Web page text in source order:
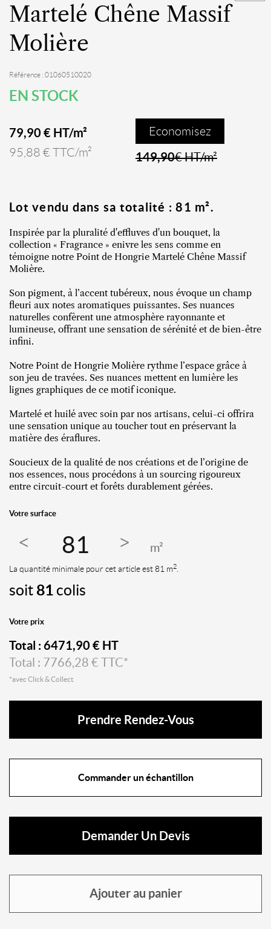
Martelé Chêne Massif
Molière
Référence : 01060510020
EN STOCK
79,90 € HT/m²
95,88 € TTC/m² 149,90€ HT/m²
Economisez
Lot vendu dans sa totalité : 81 m².
Inspirée par la pluralité d'effluves d'un bouquet, la
collection « Fragrance » enivre les sens comme en
témoigne notre Point de Hongrie Martelé Chêne Massif
Molière.
Son pigment, à l’accent tubéreux, nous évoque un champ
fleuri aux notes aromatiques puissantes. Ses nuances
naturelles confèrent une atmosphère rayonnante et
lumineuse, offrant une sensation de sérénité et de bien-être
infini.
Notre Point de Hongrie Molière rythme l’espace grâce à
son jeu de travées. Ses nuances mettent en lumière les
lignes graphiques de ce motif iconique.
Martelé et huilé avec soin par nos artisans, celui-ci offrira
une sensation unique au toucher tout en préservant la
matière des éraflures.
Soucieux de la qualité de nos créations et de l’origine de
nos essences, nous procédons à un sourcing rigoureux
entre circuit-court et forêts durablement gérées.
Votre surface
m²
La quantité minimale pour cet article est 81 m2
soit 81 colis
Votre prix
Total :6471,90 € HT
Total : 7766,28 € TTC*
*avec Click & Collect
Prendre Rendez-Vous
Commander un échantillon
Demander Un Devis
Ajouter au panier